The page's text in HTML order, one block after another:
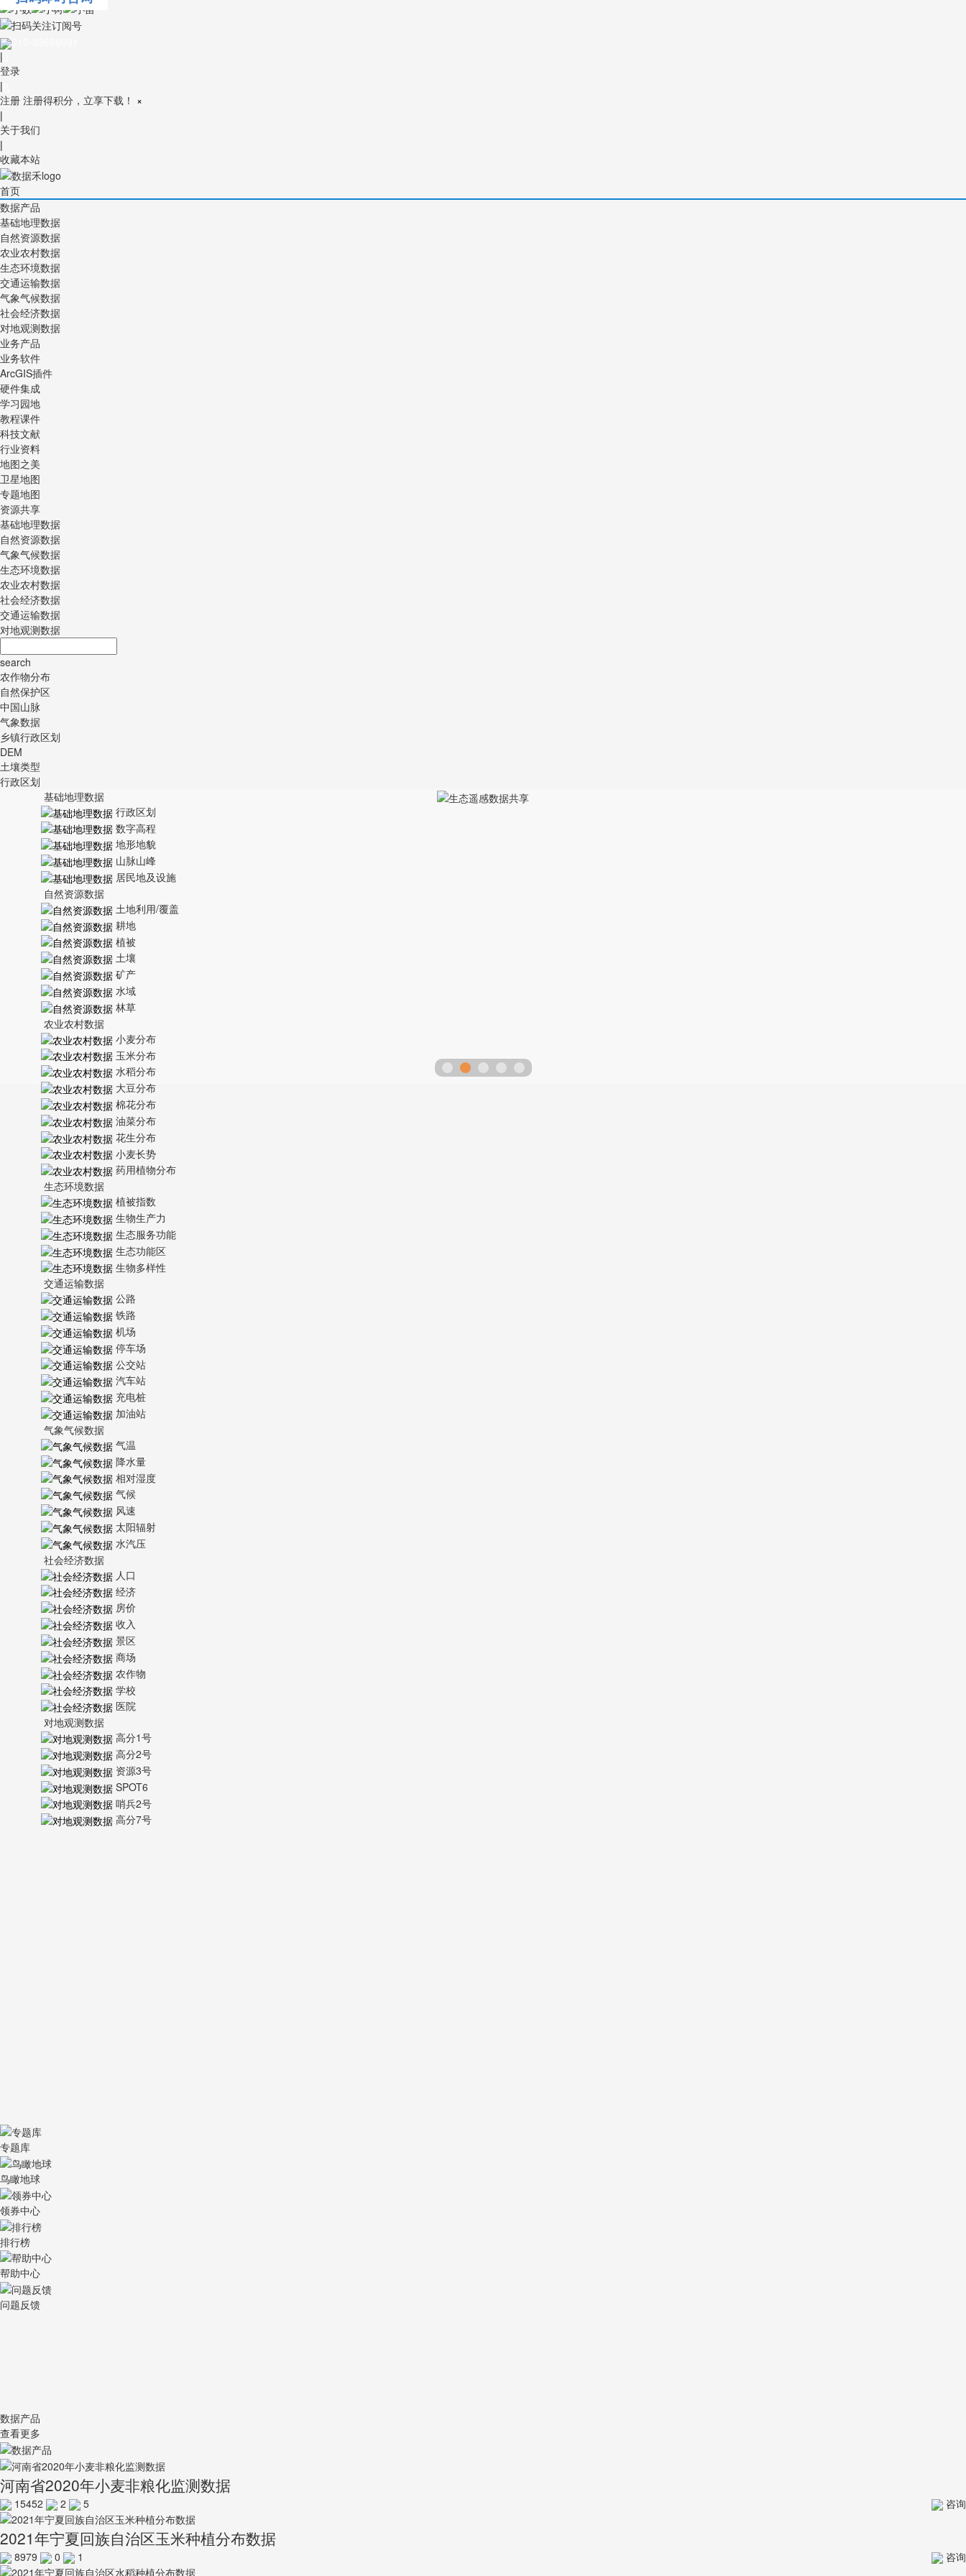
010-53689091
|
登录
|
注册 注册得积分，立享下载！ ×
|
关于我们
|
收藏本站
首页
数据产品
基础地理数据
自然资源数据
农业农村数据
生态环境数据
交通运输数据
气象气候数据
社会经济数据
对地观测数据
业务产品
业务软件
ArcGIS插件
硬件集成
学习园地
教程课件
科技文献
行业资料
地图之美
卫星地图
专题地图
资源共享
基础地理数据
自然资源数据
气象气候数据
生态环境数据
农业农村数据
社会经济数据
交通运输数据
对地观测数据
search
农作物分布
自然保护区
中国山脉
气象数据
乡镇行政区划
DEM
土壤类型
行政区划
基础地理数据
行政区划
数字高程
地形地貌
山脉山峰
居民地及设施
自然资源数据
土地利用/覆盖
耕地
植被
土壤
矿产
水域
林草
农业农村数据
小麦分布
玉米分布
水稻分布
大豆分布
棉花分布
油菜分布
花生分布
小麦长势
药用植物分布
生态环境数据
植被指数
生物生产力
生态服务功能
生态功能区
生物多样性
交通运输数据
公路
铁路
机场
停车场
公交站
汽车站
充电桩
加油站
气象气候数据
气温
降水量
相对湿度
气候
风速
太阳辐射
水汽压
社会经济数据
人口
经济
房价
收入
景区
商场
农作物
学校
医院
对地观测数据
高分1号
高分2号
资源3号
SPOT6
哨兵2号
高分7号
专题库
鸟瞰地球
领券中心
排行榜
帮助中心
问题反馈
数据产品
查看更多
河南省2020年小麦非粮化监测数据
15452 2 5 咨询
2021年宁夏回族自治区玉米种植分布数据
8979 0 1 咨询